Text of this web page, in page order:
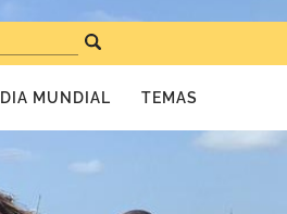
DIA MUNDIAL TEMAS